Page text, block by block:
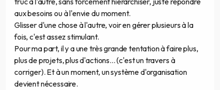
aux besoins ou à l'envie du moment.
Glisser d'une chose à l'autre, voir en gérer plusieurs à la
fois, c'est assez stimulant.
Pour ma part, il y a une très grande tentation à faire plus,
plus de projets, plus d'actions... (c'est un travers à
corriger). Et à un moment, un système d'organisation
devient nécessaire.